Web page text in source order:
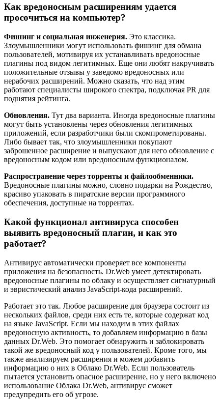
Как вредоносным расширениям удается
просочиться на компьютер?
Фишинг и социальная инженерия. Это классика.
Злоумышленники могут использовать фишинг для обмана
пользователей, мотивируя их устанавливать вредоносные
плагины под видом легитимных. Еще они любят накручивать
положительные отзывы у заведомо вредоносных или
нерабочих расширений. Можно сказать, что над этим
работают специалисты широкого спектра, подключая PR для
поднятия рейтинга.
Обновления. Тут два варианта. Иногда вредоносные плагины
могут быть установлены через обновления легитимных
приложений, если разработчики были скомпрометированы.
Либо бывает так, что злоумышленники покупают
заброшенное расширение и выпускают для него обновление с
вредоносным кодом или вредоносным функционалом.
Распространение через торренты и файлообменники.
Вредоносные плагины можно, словно подарки на Рождество,
красиво упаковать в пиратские версии программного
обеспечения, доступные на торрентах.
Какой функционал антивируса способен
выявить вредоносный плагин, и как это
работает?
Антивирус автоматически проверяет все компоненты
приложения на безопасность. Dr.Web умеет детектировать
вредоносные плагины по облаку и осуществляет сигнатурный
и эвристический анализ JavaScript-кода расширений.
Работает это так. Любое расширение для браузера состоит из
нескольких файлов, среди них есть те, которые содержат код
на языке JavaScript. Если мы находим в этих файлах
вредоносную активность, то добавляем информацию в базы
данных Dr.Web. Это помогает обнаружить и заблокировать
такой же вредоносный код у пользователей. Кроме того, мы
также анализируем расширения и можем добавить
информацию о них в Облако Dr.Web. Если пользователь
пытается установить опасное расширение, но у него включено
использование Облака Dr.Web, антивирус сможет
предупредить его об угрозе.